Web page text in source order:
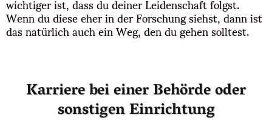
Wenn du diese eher in der Forschung siehst, dann ist
das natürlich auch ein Weg, den du gehen solltest.
Karriere bei einer Behörde oder
sonstigen Einrichtung